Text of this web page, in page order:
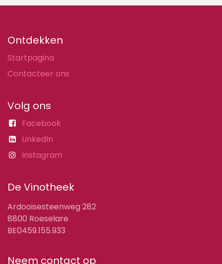
Ontdekken
Startpagina
Contacteer ons
Volg ons
Facebook
LinkedIn
Instagram
De Vinotheek
Ardooisesteenweg 282
8800 Roeselare
BE0459.155.933
Neem contact op